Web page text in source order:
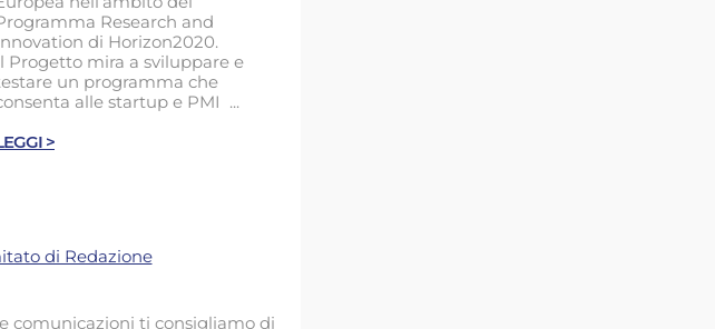
Research and
di Horizon2020.
Progetto mira a sviluppare e
un programma che
alle startup e PMI ...
>
di Redazione
comunicazioni ti consigliamo di